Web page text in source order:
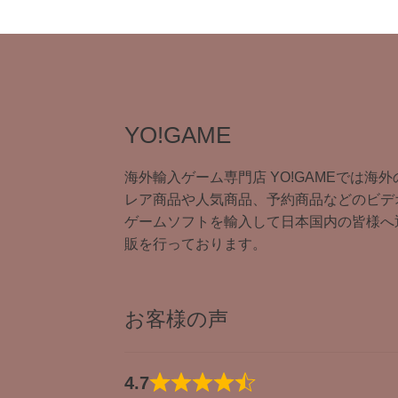
YO!GAME
海外輸入ゲーム専門店 YO!GAMEでは海外
レア商品や人気商品、予約商品などのビデ
ゲームソフトを輸入して日本国内の皆様へ
販を行っております。
お客様の声
4.7